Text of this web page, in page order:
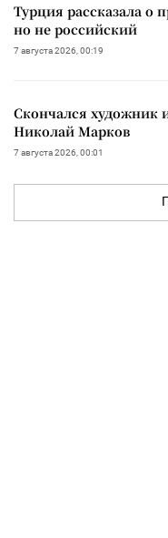
Турция рассказала о
но не российский
7 августа 2026, 00:19
Скончался
Николай Марков
7 августа 2026, 00:01